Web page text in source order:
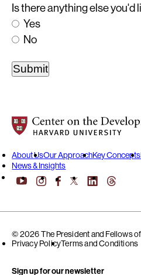
Is there anything else you'd
Yes
No
Center on the Developing Child
About UsOur ApproachKey Concepts
News & Insights
YouTubeInstagramFacebook
X LinkedInThreads
© 2026 The President and Fellows
Privacy PolicyTerms and Conditions
Sign up for our newsletter